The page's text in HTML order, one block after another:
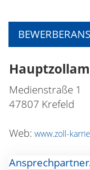
Medienstraße 1
47807 Krefeld
Web: www.zoll-